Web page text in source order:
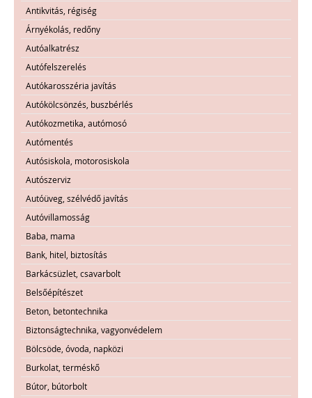
Antikvitás, régiség
Árnyékolás, redőny
Autóalkatrész
Autófelszerelés
Autókarosszéria javítás
Autókölcsönzés, buszbérlés
Autókozmetika, autómosó
Autómentés
Autósiskola, motorosiskola
Autószerviz
Autóüveg, szélvédő javítás
Autóvillamosság
Baba, mama
Bank, hitel, biztosítás
Barkácsüzlet, csavarbolt
Belsőépítészet
Beton, betontechnika
Biztonságtechnika, vagyonvédelem
Bölcsöde, óvoda, napközi
Burkolat, terméskő
Bútor, bútorbolt